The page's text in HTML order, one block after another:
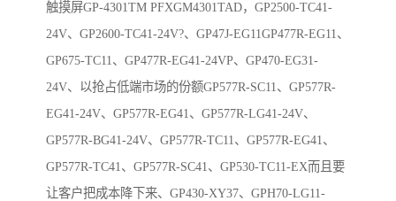
触摸屏GP-4301TM PFXGM4301TAD，GP2500-TC41-
24V、GP2600-TC41-24V?、GP47J-EG11GP477R-EG11、
GP675-TC11、GP477R-EG41-24VP、GP470-EG31-
24V、以抢占低端市场的份额GP577R-SC11、GP577R-
EG41-24V、GP577R-EG41、GP577R-LG41-24V、
GP577R-BG41-24V、GP577R-TC11、GP577R-EG41、
GP577R-TC41、GP577R-SC41、GP530-TC11-EX而且要
让客户把成本降下来、GP430-XY37、GPH70-LG11-